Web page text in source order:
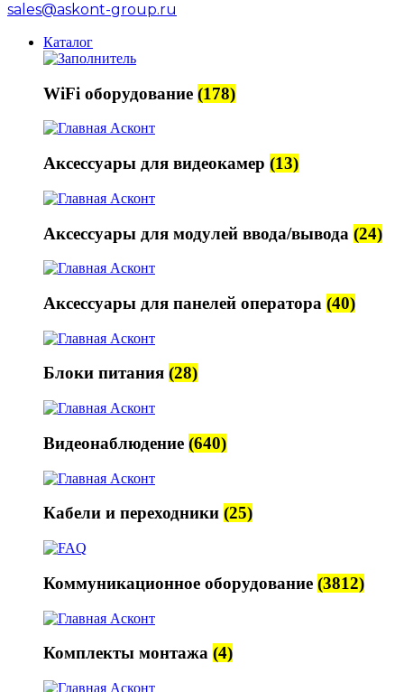
sales@askont-group.ru
Каталог
WiFi оборудование (178)
Аксессуары для видеокамер (13)
Аксессуары для модулей ввода/вывода (24)
Аксессуары для панелей оператора (40)
Блоки питания (28)
Видеонаблюдение (640)
Кабели и переходники (25)
Коммуникационное оборудование (3812)
Комплекты монтажа (4)